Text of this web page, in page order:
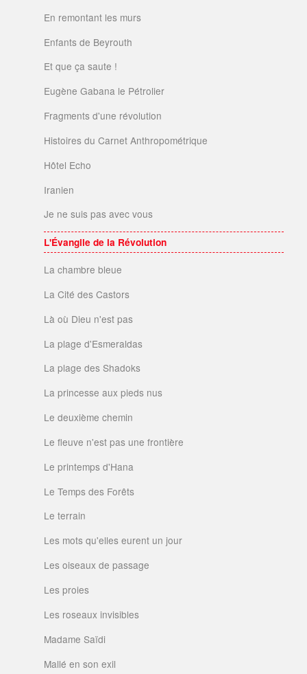
En remontant les murs
Enfants de Beyrouth
Et que ça saute !
Eugène Gabana le Pétrolier
Fragments d'une révolution
Histoires du Carnet Anthropométrique
Hôtel Echo
Iranien
Je ne suis pas avec vous
L'Évangile de la Révolution
La chambre bleue
La Cité des Castors
Là où Dieu n'est pas
La plage d'Esmeraldas
La plage des Shadoks
La princesse aux pieds nus
Le deuxième chemin
Le fleuve n'est pas une frontière
Le printemps d'Hana
Le Temps des Forêts
Le terrain
Les mots qu'elles eurent un jour
Les oiseaux de passage
Les proies
Les roseaux invisibles
Madame Saïdi
Mallé en son exil